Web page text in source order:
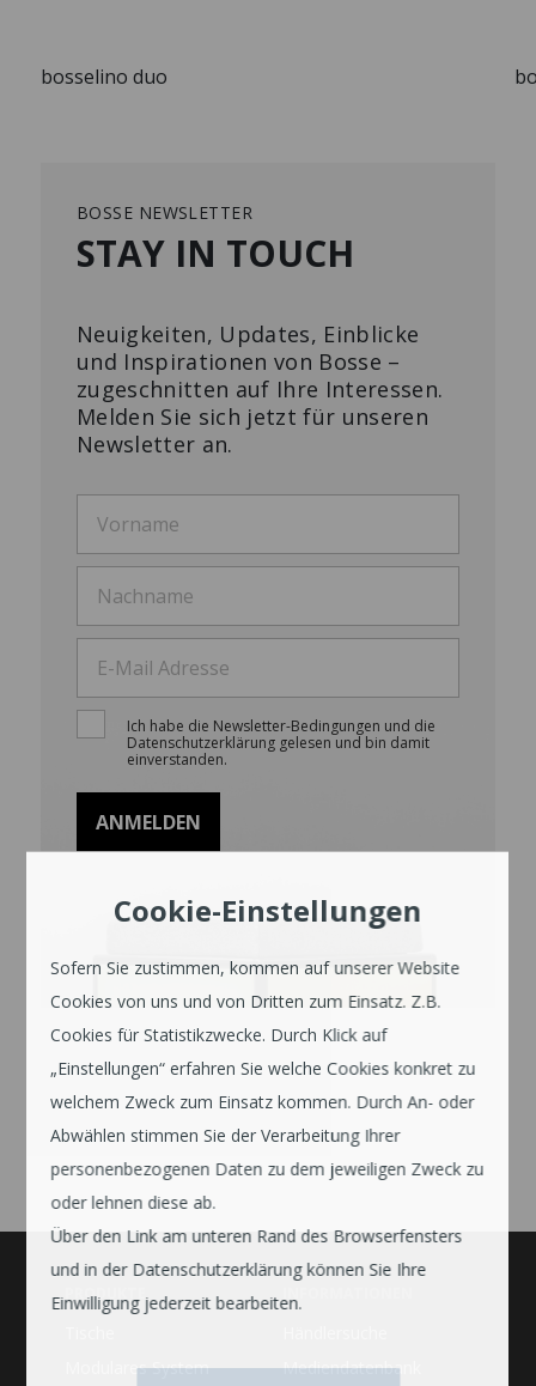
Cookie-Einstellungen
Sofern Sie zustimmen, kommen auf unserer Website
Cookies von uns und von Dritten zum Einsatz. Z.B.
Cookies für Statistikzwecke. Durch Klick auf
„Einstellungen“ erfahren Sie welche Cookies konkret zu
welchem Zweck zum Einsatz kommen. Durch An- oder
Abwählen stimmen Sie der Verarbeitung Ihrer
personenbezogenen Daten zu dem jeweiligen Zweck zu
oder lehnen diese ab.
Über den Link am unteren Rand des Browserfensters
und in der Datenschutzerklärung können Sie Ihre
Einwilligung jederzeit bearbeiten.
bosselino duo
BOSSE NEWSLETTER
STAY IN TOUCH
Neuigkeiten, Updates, Einblicke
und Inspirationen von Bosse –
zugeschnitten auf Ihre Interessen.
Melden Sie sich jetzt für unseren
Newsletter an.
Ich habe die Newsletter-Bedingungen und die
Datenschutzerklärung gelesen und bin damit
einverstanden.
PRODUKTE
Modulares System
Mediendatenbank